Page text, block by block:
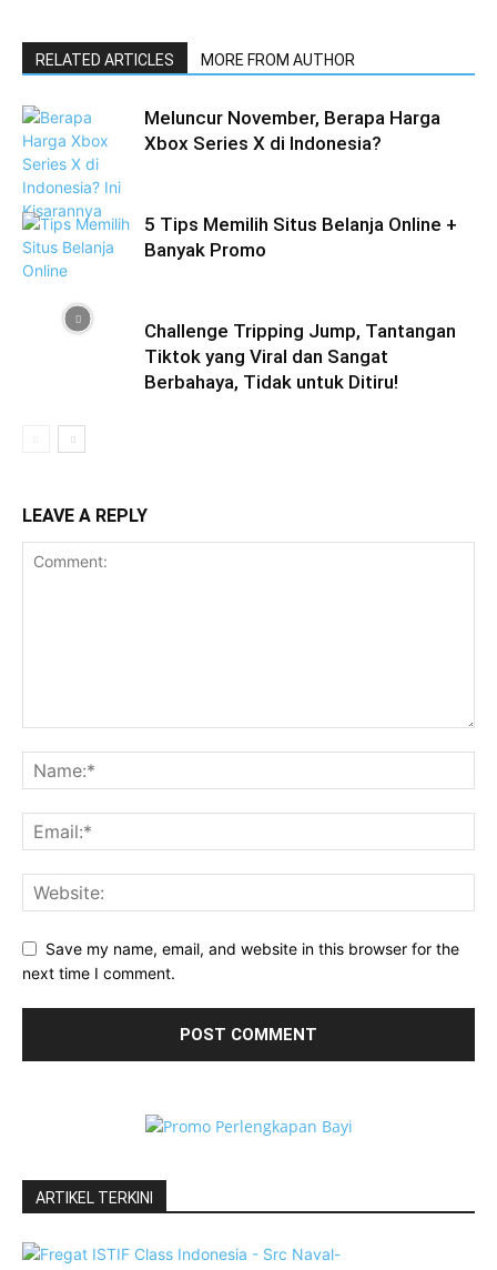
RELATED ARTICLES MORE FROM AUTHOR
Meluncur November, Berapa Harga
Xbox Series X di Indonesia?
5 Tips Memilih Situs Belanja Online +
Banyak Promo
Challenge Tripping Jump, Tantangan
Tiktok yang Viral dan Sangat
Berbahaya, Tidak untuk Ditiru!
LEAVE A REPLY
Save my name, email, and website in this browser for the
next time I comment.
ARTIKEL TERKINI